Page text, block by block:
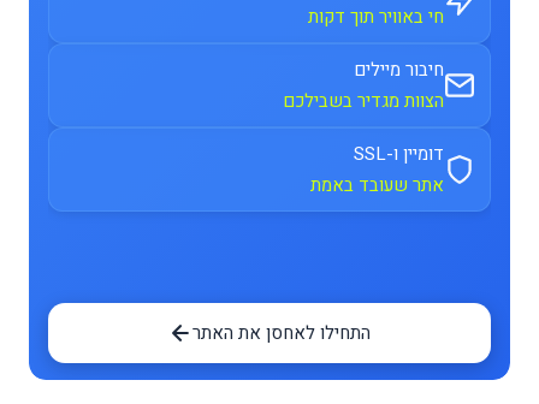
חי באוויר תוך דקות
חיבור מיילים
הצוות מגדיר בשבילכם
דומיין ו-SSL
אתר שעובד באמת
התחילו לאחסן את האתר